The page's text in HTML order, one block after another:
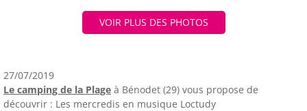
VOIR PLUS DES PHOTOS
27/07/2019
Le camping de la Plage à Bénodet (29) vous propose de
découvrir : Les mercredis en musique Loctudy